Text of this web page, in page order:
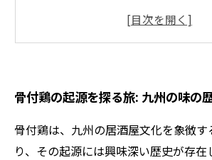
居酒屋文化に根付いた骨付鶏の
骨付鶏の起源を探る旅: 九州の味の
骨付鶏は、九州の居酒屋文化を象徴
り、その起源には興味深い歴史が存在